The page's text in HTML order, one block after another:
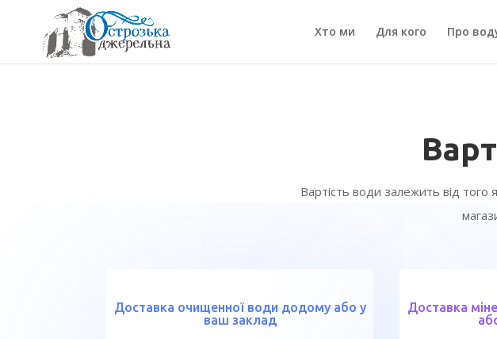
Хто ми Для кого Про
Вартість води залежить від
Доставка очищенної води додому або у
ваш заклад
Доставка